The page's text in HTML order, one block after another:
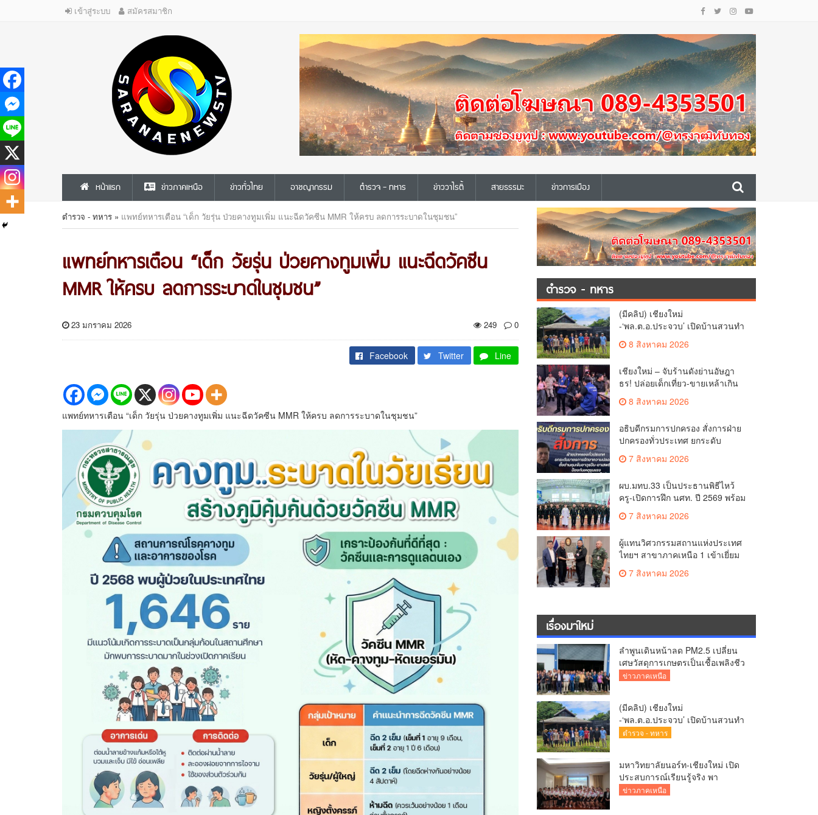
เข้าสู่ระบบ สมัครสมาชิก
หน้าแรก ข่าวภาคเหนือ ข่าวทั่วไทย อาชญากรรม ตำรวจ - ทหาร ข่าววาไรตี้ สายธรรมะ ข่าวการเมือง
ตำรวจ - ทหาร » แพทย์ทหารเตือน “เด็ก วัยรุ่น ป่วยคางทูมเพิ่ม แนะฉีดวัคซีน MMR ให้ครบ ลดการระบาดในชุมชน”
แพทย์ทหารเตือน “เด็ก วัยรุ่น ป่วยคางทูมเพิ่ม แนะฉีดวัคซีน
MMR ให้ครบ ลดการระบาดในชุมชน”
23 มกราคม 2026 249 0
Facebook Twitter Line
แพทย์ทหารเตือน “เด็ก วัยรุ่น ป่วยคางทูมเพิ่ม แนะฉีดวัคซีน MMR ให้ครบ ลดการระบาดในชุมชน”
ตำรวจ - ทหาร
(มีคลิป) เชียงใหม่
-‘พล.ต.อ.ประจวบ’ เปิดบ้านสวนทำ
นา-ปลูกวานิลลา ลดรายจ่ายแจกผู้
ใต้บังคับบัญชา
8 สิงหาคม 2026
เชียงใหม่ – จับร้านดังย่านอัษฎา
ธร! ปล่อยเด็กเที่ยว-ขายเหล้าเกิน
เวลา จ่อสั่งปิด 5 ปี
8 สิงหาคม 2026
อธิบดีกรมการปกครอง สั่งการฝ่าย
ปกครองทั่วประเทศ ยกระดับ
มาตรการรักษาความปลอดภัย ตั้ง
ด่านคุมเข้มอาวุธปืน–ยาเสพติด
อาชญากรรมในพื้นที่
7 สิงหาคม 2026
ผบ.มทบ.33 เป็นประธานพิธีไหว้
ครู-เปิดการฝึก นศท. ปี 2569 พร้อม
มอบรางวัล นศท.ดีเด่น และนำ
กำลังพลบริจาคโลหิตรวมกว่า 8
7 สิงหาคม 2026
ผู้แทนวิศวกรรมสถานแห่งประเทศ
ไทยฯ สาขาภาคเหนือ 1 เข้าเยี่ยม
คำนับผู้บัญชาการมณฑลทหารบกที่
33 หารือการจัดการแข่งขันกอล์ฟ
7 สิงหาคม 2026
เรื่องมาใหม่
ลำพูนเดินหน้าลด PM2.5 เปลี่ยน
เศษวัสดุการเกษตรเป็นเชื้อเพลิงชีว
มวล ลดไฟป่า สร้างรายได้ชุมชน
ข่าวภาคเหนือ
(มีคลิป) เชียงใหม่
-‘พล.ต.อ.ประจวบ’ เปิดบ้านสวนทำ
นา-ปลูกวานิลลา ลดรายจ่ายแจกผู้
ตำรวจ - ทหาร
มหาวิทยาลัยนอร์ท-เชียงใหม่ เปิด
ประสบการณ์เรียนรู้จริง พา
นักศึกษาธุรกิจการบินและการท่อง
ข่าวภาคเหนือ